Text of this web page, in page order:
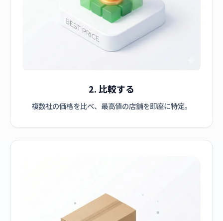
2. 比較する
複数社の価格を比べ、最高値の店舗を即座に特定。